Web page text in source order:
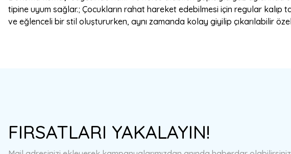
tipine uyum sağlar.; Çocukların rahat hareket edebilmesi için regular kalıp
ve eğlenceli bir stil oluştururken, aynı zamanda kolay giyilip çıkarılabilir
Ürün açıklamasında eksik bilgiler bulunuyor.
FIRSATLARI YAKALAYIN!